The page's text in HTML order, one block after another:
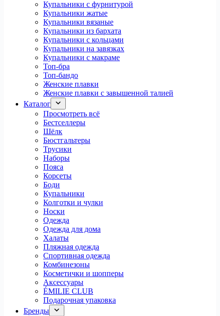
Купальники с фурнитурой
Купальники жатые
Купальники вязаные
Купальники из бархата
Купальники с кольцами
Купальники на завязках
Купальники с макраме
Топ-бра
Топ-бандо
Женские плавки
Женские плавки с завышенной талией
Каталог
Просмотреть всё
Бестселлеры
Шёлк
Бюстгальтеры
Трусики
Наборы
Пояса
Корсеты
Боди
Купальники
Колготки и чулки
Носки
Одежда
Одежда для дома
Халаты
Пляжная одежда
Спортивная одежда
Комбинезоны
Косметички и шопперы
Аксессуары
ÉMILIE CLUB
Подарочная упаковка
Бренды